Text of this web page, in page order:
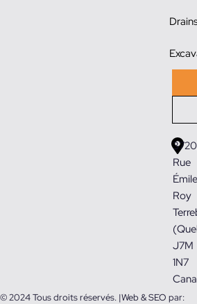
Rue
Roy
J7M
1N7
© 2024 Tous droits réservés. |Web & SEO par: